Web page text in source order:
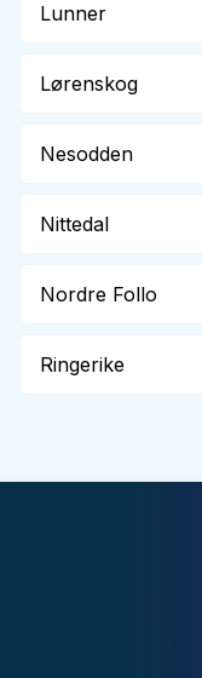
Lunner
Lørenskog
Nesodden
Nittedal
Nordre Follo
Ringerike